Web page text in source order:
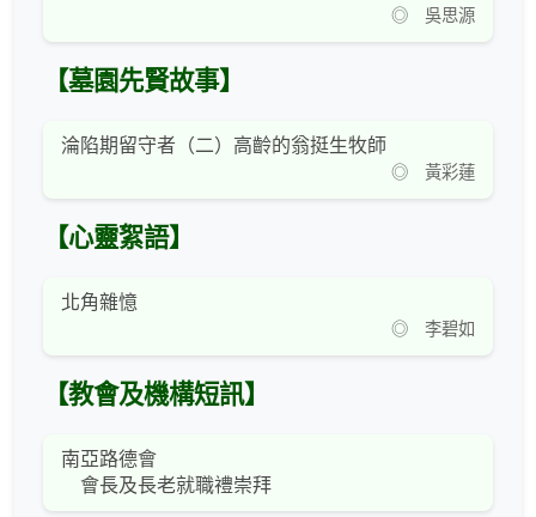
◎ 吳思源
【墓園先賢故事】
淪陷期留守者（二）高齡的翁挺生牧師
◎ 黃彩蓮
【心靈絮語】
北角雜憶
◎ 李碧如
【教會及機構短訊】
南亞路德會
會長及長老就職禮崇拜